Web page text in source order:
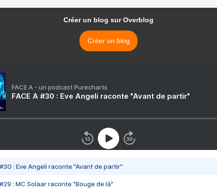
Créer un blog sur Overblog
Créer un blog
FACE A - un podcast Purecharts
FACE A #30 : Eve Angeli raconte "Avant de partir"
#30 : Eve Angeli raconte "Avant de partir"
#29 : MC Solaar raconte "Bouge de là"